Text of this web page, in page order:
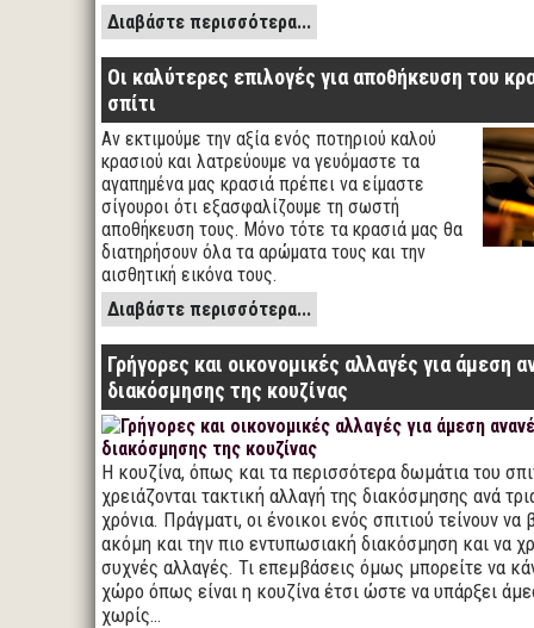
Διαβάστε περισσότερα...
Οι καλύτερες επιλογές για αποθήκευση του
σπίτι
Αν εκτιμούμε την αξία ενός ποτηριού καλού
κρασιού και λατρεύουμε να γευόμαστε τα
αγαπημένα μας κρασιά πρέπει να είμαστε
σίγουροι ότι εξασφαλίζουμε τη σωστή
αποθήκευση τους. Μόνο τότε τα κρασιά μας θα
διατηρήσουν όλα τα αρώματα τους και την
αισθητική εικόνα τους.
Διαβάστε περισσότερα...
Γρήγορες και οικονομικές αλλαγές για άμεση
διακόσμησης της κουζίνας
Η κουζίνα, όπως και τα περισσότερα δωμάτια του
χρειάζονται τακτική αλλαγή της διακόσμησης ανά
χρόνια. Πράγματι, οι ένοικοι ενός σπιτιού τείνουν να
ακόμη και την πιο εντυπωσιακή διακόσμηση και να
συχνές αλλαγές. Τι επεμβάσεις όμως μπορείτε να
χώρο όπως είναι η κουζίνα έτσι ώστε να υπάρξει
χωρίς…